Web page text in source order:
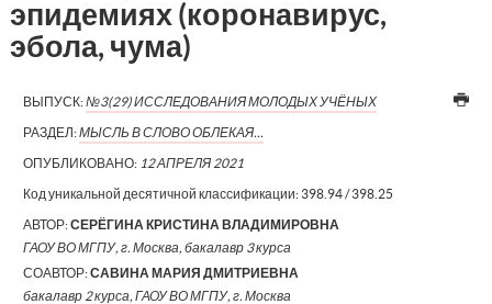
эпидемиях (коронавирус,
эбола, чума)
ВЫПУСК:№3(29) ИССЛЕДОВАНИЯ МОЛОДЫХ УЧЁНЫХ
РАЗДЕЛ:МЫСЛЬ В СЛОВО ОБЛЕКАЯ…
ОПУБЛИКОВАНО: 12 АПРЕЛЯ 2021
Код уникальной десятичной классификации: 398.94 / 398.25
АВТОР:СЕРЁГИНА КРИСТИНА ВЛАДИМИРОВНА
ГАОУ ВО МГПУ, г. Москва, бакалавр 3 курса
СОАВТОР:САВИНА МАРИЯ ДМИТРИЕВНА
бакалавр 2 курса, ГАОУ ВО МГПУ, г. Москва